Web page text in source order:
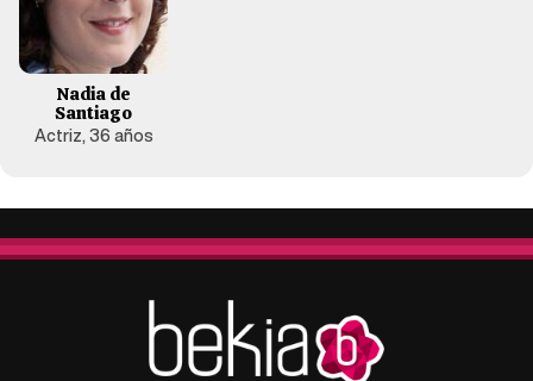
Nadia de
Santiago
Actriz, 36 años